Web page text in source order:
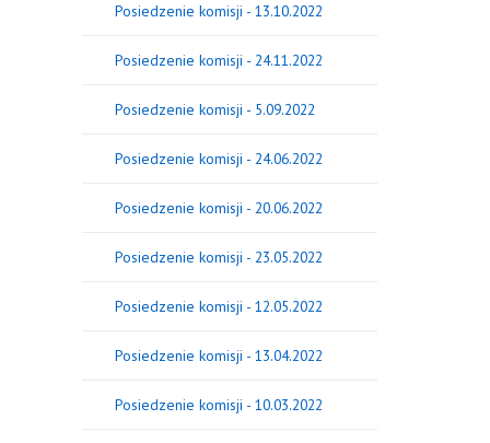
Posiedzenie komisji - 13.10.2022
Posiedzenie komisji - 24.11.2022
Posiedzenie komisji - 5.09.2022
Posiedzenie komisji - 24.06.2022
Posiedzenie komisji - 20.06.2022
Posiedzenie komisji - 23.05.2022
Posiedzenie komisji - 12.05.2022
Posiedzenie komisji - 13.04.2022
Posiedzenie komisji - 10.03.2022